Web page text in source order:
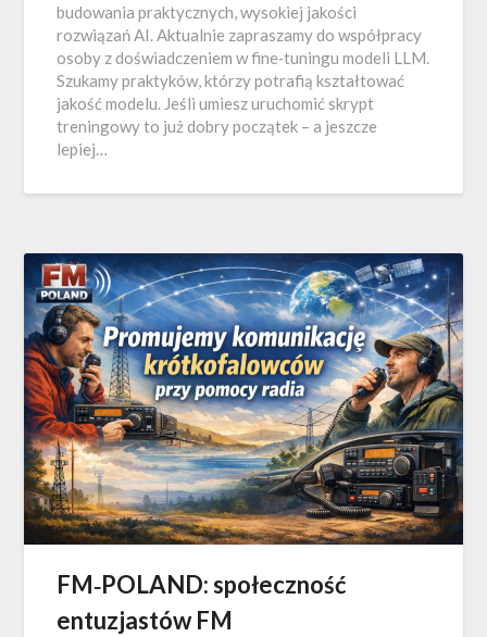
budowania praktycznych, wysokiej jakości
rozwiązań AI. Aktualnie zapraszamy do współpracy
osoby z doświadczeniem w fine‑tuningu modeli LLM.
Szukamy praktyków, którzy potrafią kształtować
jakość modelu. Jeśli umiesz uruchomić skrypt
treningowy to już dobry początek – a jeszcze
lepiej…
FM‑POLAND: społeczność
entuzjastów FM